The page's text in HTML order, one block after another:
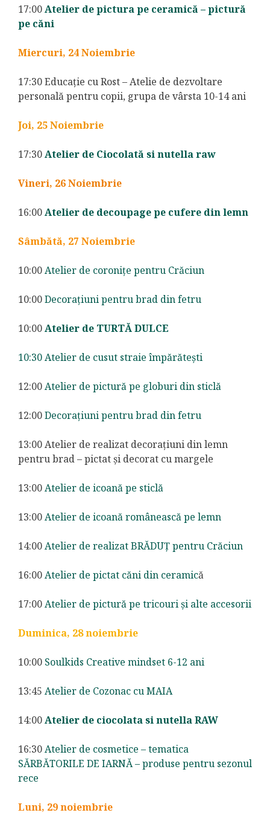
17:00Atelier de pictura pe ceramică – pictură
pe căni
Miercuri, 24 Noiembrie
17:30 Educație cu Rost – Atelie de dezvoltare
personală pentru copii, grupa de vârsta 10-14 ani
Joi, 25 Noiembrie
17:30Atelier de Ciocolată si nutella raw
Vineri, 26 Noiembrie
16:00Atelier de decoupage pe cufere din lemn
Sâmbătă, 27 Noiembrie
10:00Atelier de coronițe pentru Crăciun
10:00Decorațiuni pentru brad din fetru
10:00Atelier de TURTĂ DULCE
10:30 Atelier de cusut straie împărătești
12:00Atelier de pictură pe globuri din sticlă
12:00Decorațiuni pentru brad din fetru
13:00 Atelier de realizat decorațiuni din lemn
pentru brad – pictat și decorat cu margele
13:00Atelier de icoană pe sticlă
13:00Atelier de icoană românească pe lemn
14:00Atelier de realizat BRĂDUȚ pentru Crăciun
16:00Atelier de pictat căni din ceramică
17:00Atelier de pictură pe tricouri și alte accesorii
Duminica, 28 noiembrie
10:00 Soulkids Creative mindset 6-12 ani
13:45 Atelier de Cozonac cu MAIA
14:00Atelier de ciocolata si nutella RAW
16:30Atelier de cosmetice – tematica
SĂRBĂTORILE DE IARNĂ – produse pentru sezonul
rece
Luni, 29 noiembrie